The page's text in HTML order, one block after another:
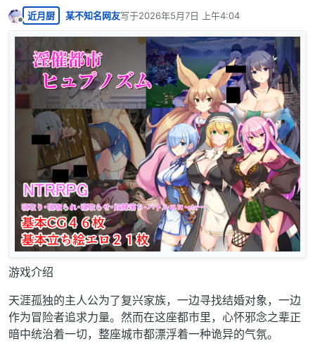
离线
近月厨 某不知名网友写于2026年5月7日 上午4:04
最后由 编辑
游戏介绍
天涯孤独的主人公为了复兴家族，一边寻找结婚对象，一边
作为冒险者追求力量。然而在这座都市里，心怀邪念之辈正
暗中统治着一切，整座城市都漂浮着一种诡异的气氛。